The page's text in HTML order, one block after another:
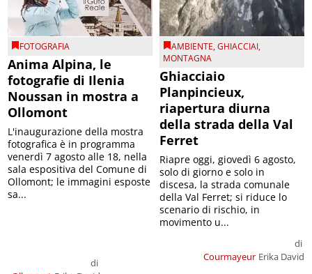
FOTOGRAFIA
Anima Alpina, le
fotografie di Ilenia
Noussan in mostra a
Ollomont
di
L'inaugurazione della mostra
fotografica è in programma
venerdì 7 agosto alle 18, nella
sala espositiva del Comune di
Ollomont; le immagini esposte
sa...
AMBIENTE,GHIACCIAI,
MONTAGNA
Ghiacciaio
Planpincieux,
riapertura diurna
della strada della Val
Ferret
Courmayeur
di
Erika David
Riapre oggi, giovedì 6 agosto,
solo di giorno e solo in
discesa, la strada comunale
della Val Ferret; si riduce lo
scenario di rischio, in
movimento u...